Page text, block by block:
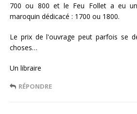
700 ou 800 et le Feu Follet a eu
maroquin dédicacé : 1700 ou 1800.
Le prix de l'ouvrage peut parfois se
choses…
Un libraire
RÉPONDRE